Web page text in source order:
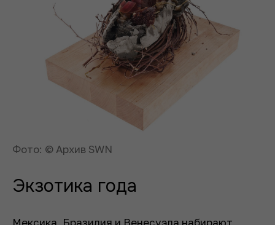
Фото: © Архив SWN
Экзотика года